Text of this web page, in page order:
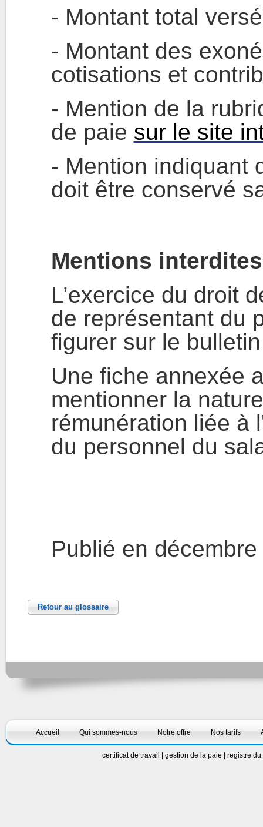
- Montant total
- Montant des
cotisations et
- Mention de la
de paie sur le site
- Mention indiquant
doit être conservé
Mentions interdites
L’exercice du droit
de représentant du
figurer sur le
Une fiche annexée
mentionner la
rémunération liée à
du personnel du
Publié en
Retour au glossaire
Accueil Qui sommes-nous Notre offre Nos tarifs
certificat de travail | gestion de la paie | registre